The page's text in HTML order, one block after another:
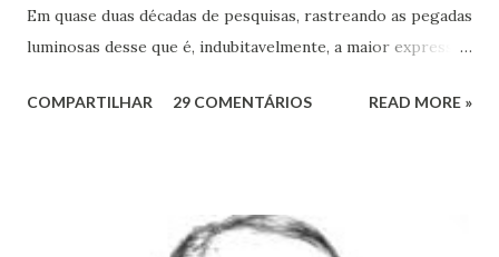
Em quase duas décadas de pesquisas, rastreando as pegadas
luminosas desse que é, indubitavelmente, a maior expressão
documentos que nos permitem esclarecer um pouco mais
Damas Martins e, particularmente, da querida amiga Lúcia
COMPARTILHAR 29 COMENTÁRIOS READ MORE »